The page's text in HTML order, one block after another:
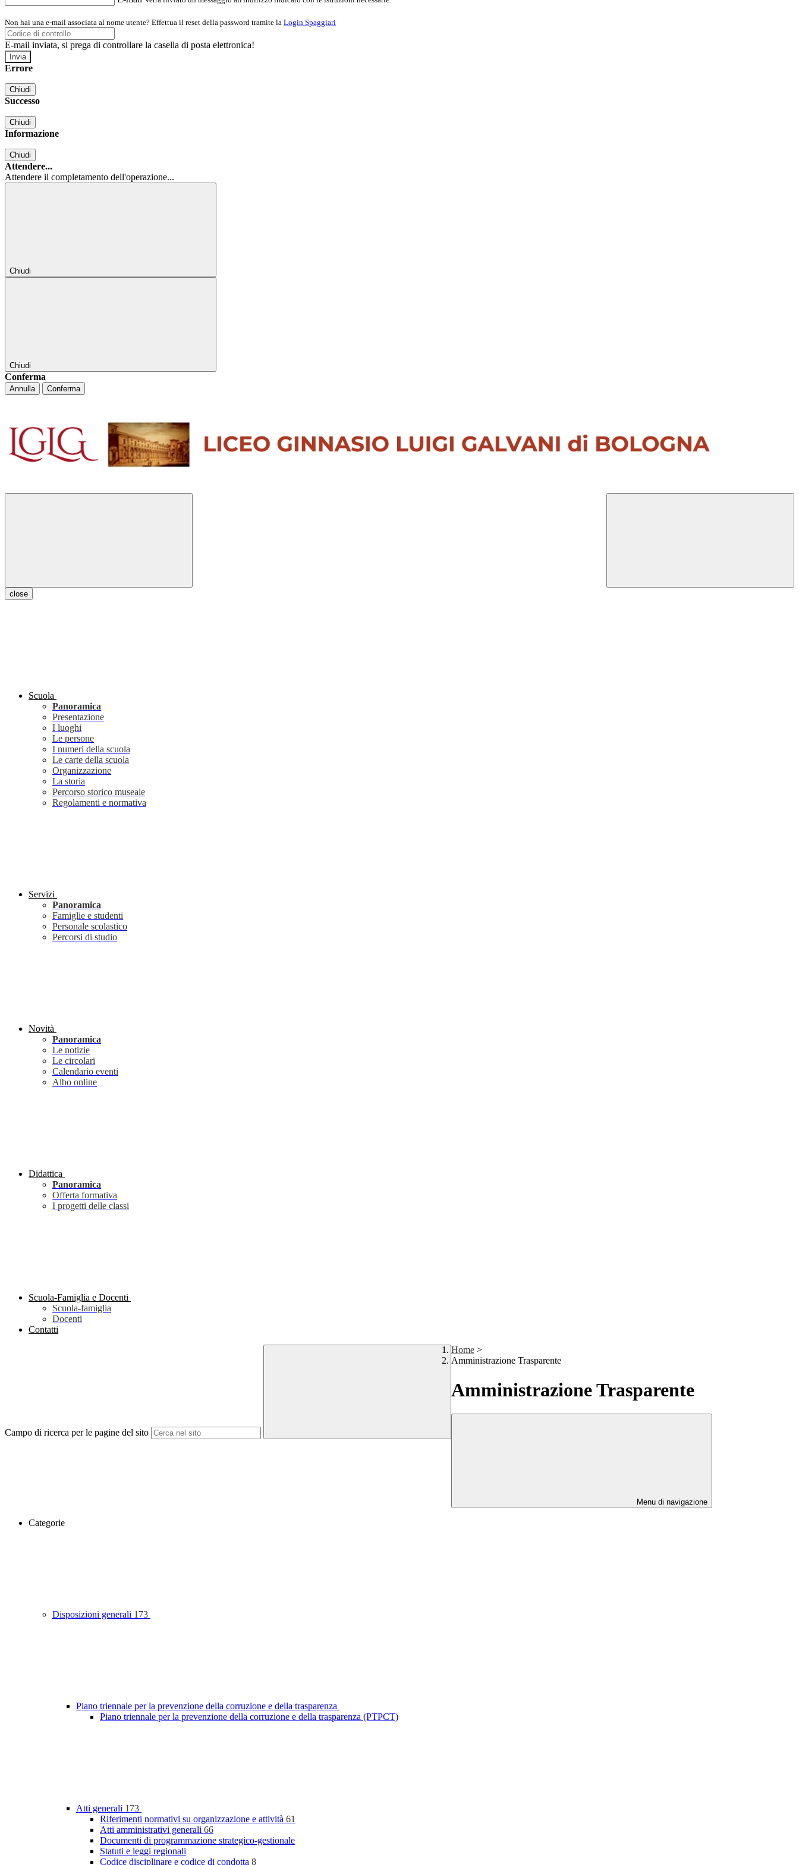
Non hai una e-mail associata al nome utente? Effettua il reset della password tramite la Login Spaggiari
E-mail inviata, si prega di controllare la casella di posta elettronica!
Errore
Chiudi
Successo
Chiudi
Informazione
Chiudi
Attendere...
Attendere il completamento dell'operazione...
Chiudi
Chiudi
Conferma
Annulla Conferma
close
Scuola
Panoramica
Presentazione
I luoghi
Le persone
I numeri della scuola
Le carte della scuola
Organizzazione
La storia
Percorso storico museale
Regolamenti e normativa
Servizi
Panoramica
Famiglie e studenti
Personale scolastico
Percorsi di studio
Novità
Panoramica
Le notizie
Le circolari
Calendario eventi
Albo online
Didattica
Panoramica
Offerta formativa
I progetti delle classi
Scuola-Famiglia e Docenti
Scuola-famiglia
Docenti
Contatti
Campo di ricerca per le pagine del sito
Home >
Amministrazione Trasparente
Amministrazione Trasparente
Menu di navigazione
Categorie
Disposizioni generali 173
Piano triennale per la prevenzione della corruzione e della trasparenza
Piano triennale per la prevenzione della corruzione e della trasparenza (PTPCT)
Atti generali 173
Riferimenti normativi su organizzazione e attività 61
Atti amministrativi generali 66
Documenti di programmazione strategico-gestionale
Statuti e leggi regionali
Codice disciplinare e codice di condotta 8